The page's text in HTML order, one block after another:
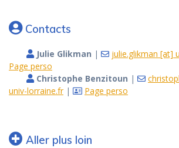
Contacts
Julie Glikman | julie.glikman [at]
Page perso
Christophe Benzitoun |
univ-lorraine.fr| Page perso
Aller plus loin